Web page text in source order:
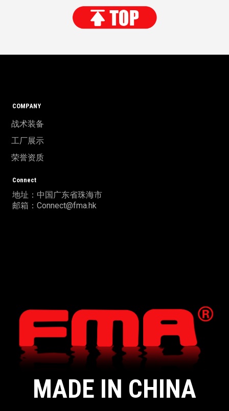
MADE IN CHINA
COMPANY
战术装备
工厂展示
荣誉资质
Connect
地址：中国广东省珠海市
邮箱：Connect@fma.hk